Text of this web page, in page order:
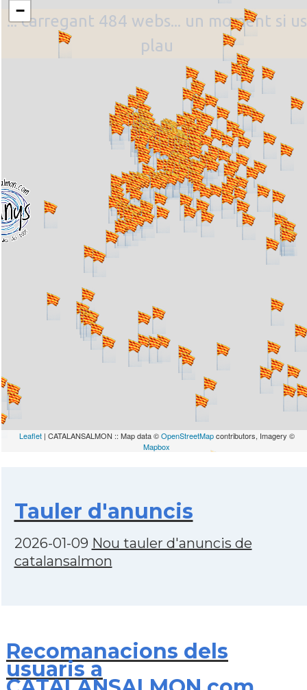
... carregant 484 webs... un moment si us
plau
−
Leaflet| CATALANSALMON :: Map data ©OpenStreetMapcontributors, Imagery ©
Mapbox
Tauler d'anuncis
2026-01-09 Nou tauler d'anuncis de
catalansalmon
Recomanacions dels
usuaris a